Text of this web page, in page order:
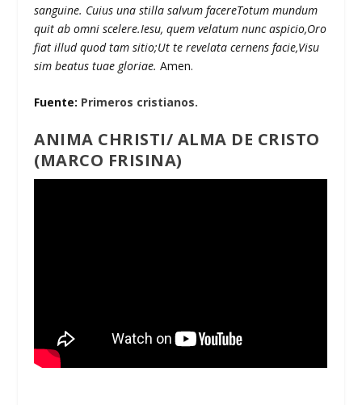
sanguine. Cuius una stilla salvum facereTotum mundum
quit ab omni scelere.Iesu, quem velatum nunc aspicio,Oro
fiat illud quod tam sitio;Ut te revelata cernens facie,Visu
sim beatus tuae gloriae. Amen.
Fuente: Primeros cristianos.
ANIMA CHRISTI/ ALMA DE CRISTO
(MARCO FRISINA)